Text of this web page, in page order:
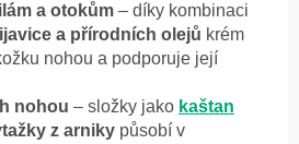
a otokům – díky kombinaci
a přírodních olejů krém
nohou a podporuje její
nohou – složky jako kaštan
z arniky působí v